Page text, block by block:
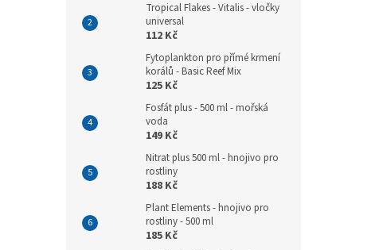
Tropical Flakes - Vitalis - vločky
universal
112 Kč
Fytoplankton pro přímé krmení
korálů - Basic Reef Mix
125 Kč
Fosfát plus - 500 ml - mořská
voda
149 Kč
Nitrat plus 500 ml - hnojivo pro
rostliny
188 Kč
Plant Elements - hnojivo pro
rostliny - 500 ml
185 Kč